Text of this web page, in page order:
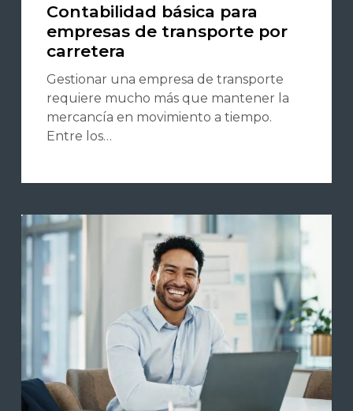
Contabilidad básica para
empresas de transporte por
carretera
Gestionar una empresa de transporte
requiere mucho más que mantener la
mercancía en movimiento a tiempo.
Entre los…